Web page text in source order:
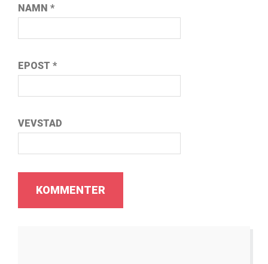
NAMN *
EPOST *
VEVSTAD